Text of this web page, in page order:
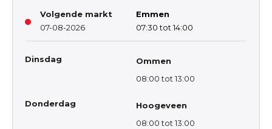
Volgende markt
07-08-2026
Emmen
07:30 tot 14:00
Dinsdag
Ommen
08:00 tot 13:00
Donderdag
Hoogeveen
08:00 tot 13:00